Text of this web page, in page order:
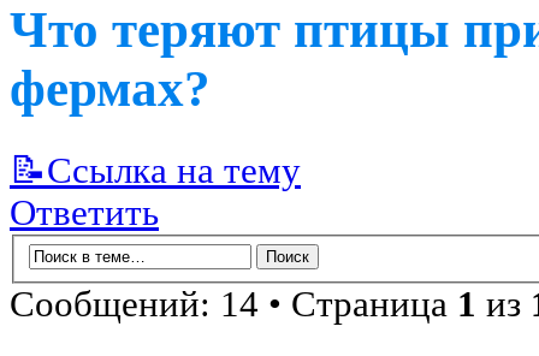
Что теряют птицы
фермах?
📝Ссылка на тему
Ответить
Сообщений: 14 • Страница 1 из